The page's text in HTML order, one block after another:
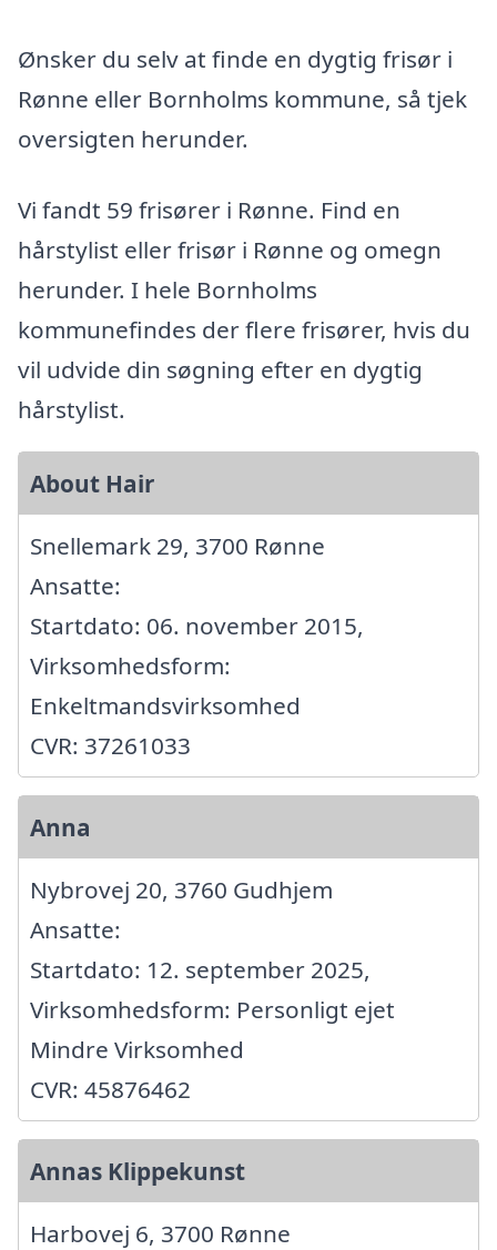
Ønsker du selv at finde en dygtig frisør i
Rønne eller Bornholms kommune, så tjek
oversigten herunder.
Vi fandt 59 frisører i Rønne. Find en
hårstylist eller frisør i Rønne og omegn
herunder. I hele Bornholms
kommunefindes der flere frisører, hvis du
vil udvide din søgning efter en dygtig
hårstylist.
About Hair
Snellemark 29, 3700 Rønne
Ansatte:
Startdato: 06. november 2015,
Virksomhedsform:
Enkeltmandsvirksomhed
CVR: 37261033
Anna
Nybrovej 20, 3760 Gudhjem
Ansatte:
Startdato: 12. september 2025,
Virksomhedsform: Personligt ejet
Mindre Virksomhed
CVR: 45876462
Annas Klippekunst
Harbovej 6, 3700 Rønne